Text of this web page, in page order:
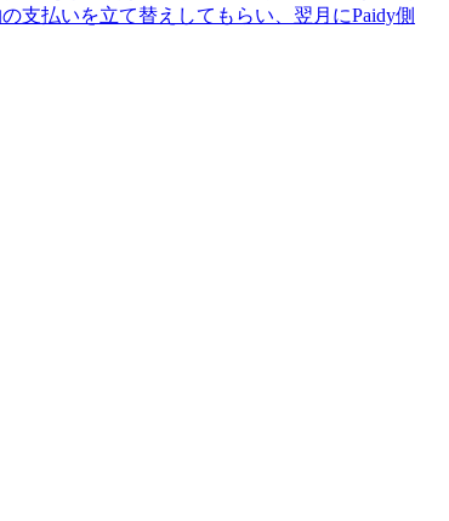
支払いを立て替えしてもらい、翌月にPaidy側